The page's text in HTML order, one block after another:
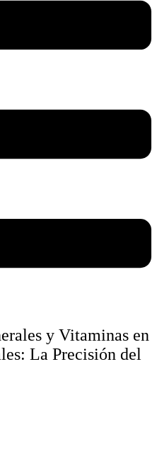
y Vitaminas en
La Precisión del